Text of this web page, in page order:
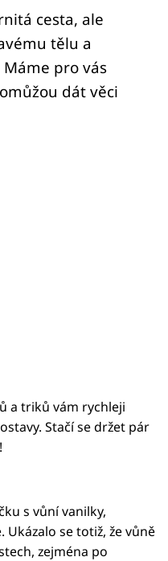
cesta, ale
tělu a
pro vás
dát věci
a triků vám rychleji
Stačí se držet pár
s vůní vanilky,
se totiž, že vůně
zejména po